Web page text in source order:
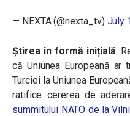
— NEXTA (@nexta_tv) July
Știrea în formă inițială:
că Uniunea Europeană
Turciei la Uniunea
ratifice cererea de
summitului NATO de la